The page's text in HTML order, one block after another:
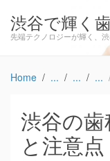
渋谷で輝く
先端テクノロジーが輝く、
Home
渋谷の
と注意点